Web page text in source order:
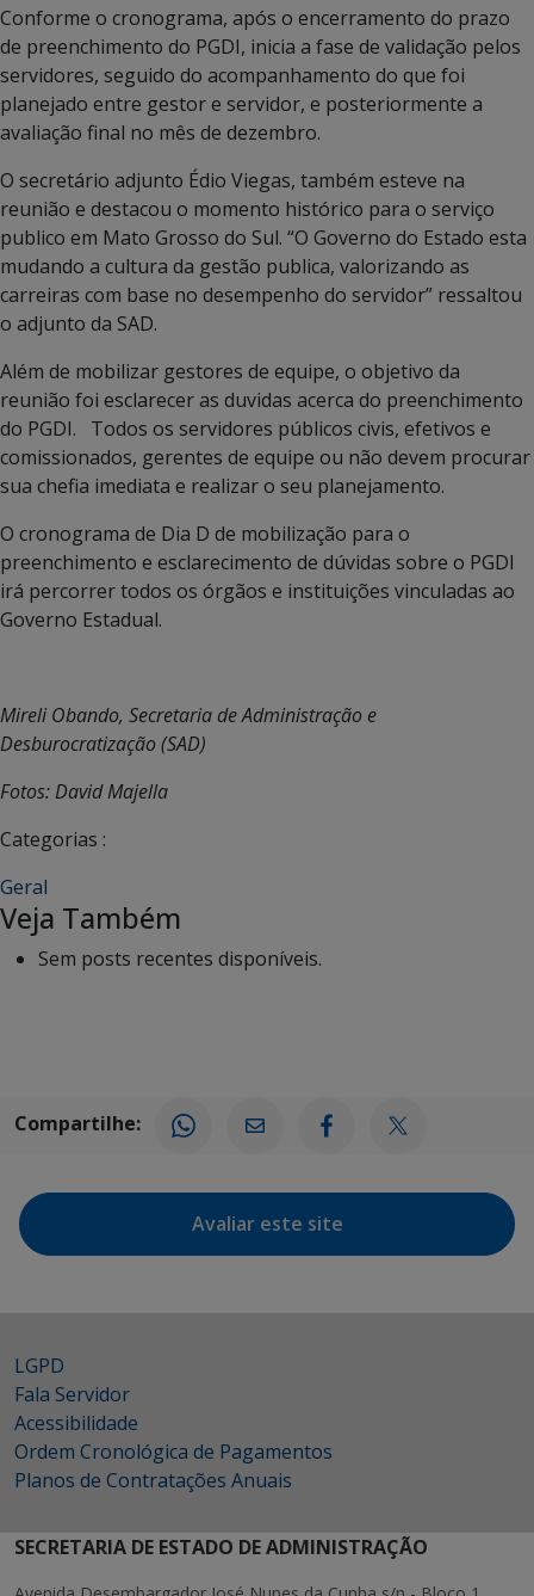
Conforme o cronograma, após o encerramento do prazo
de preenchimento do PGDI, inicia a fase de validação pelos
servidores, seguido do acompanhamento do que foi
planejado entre gestor e servidor, e posteriormente a
avaliação final no mês de dezembro.
O secretário adjunto Édio Viegas, também esteve na
reunião e destacou o momento histórico para o serviço
publico em Mato Grosso do Sul. “O Governo do Estado esta
mudando a cultura da gestão publica, valorizando as
carreiras com base no desempenho do servidor” ressaltou
o adjunto da SAD.
Além de mobilizar gestores de equipe, o objetivo da
reunião foi esclarecer as duvidas acerca do preenchimento
do PGDI. Todos os servidores públicos civis, efetivos e
comissionados, gerentes de equipe ou não devem procurar
sua chefia imediata e realizar o seu planejamento.
O cronograma de Dia D de mobilização para o
preenchimento e esclarecimento de dúvidas sobre o PGDI
irá percorrer todos os órgãos e instituições vinculadas ao
Governo Estadual.
Mireli Obando, Secretaria de Administração e
Desburocratização (SAD)
Fotos: David Majella
Categorias :
Geral
Veja Também
Sem posts recentes disponíveis.
Compartilhe:
Avaliar este site
LGPD
Fala Servidor
Acessibilidade
Ordem Cronológica de Pagamentos
Planos de Contratações Anuais
SECRETARIA DE ESTADO DE ADMINISTRAÇÃO